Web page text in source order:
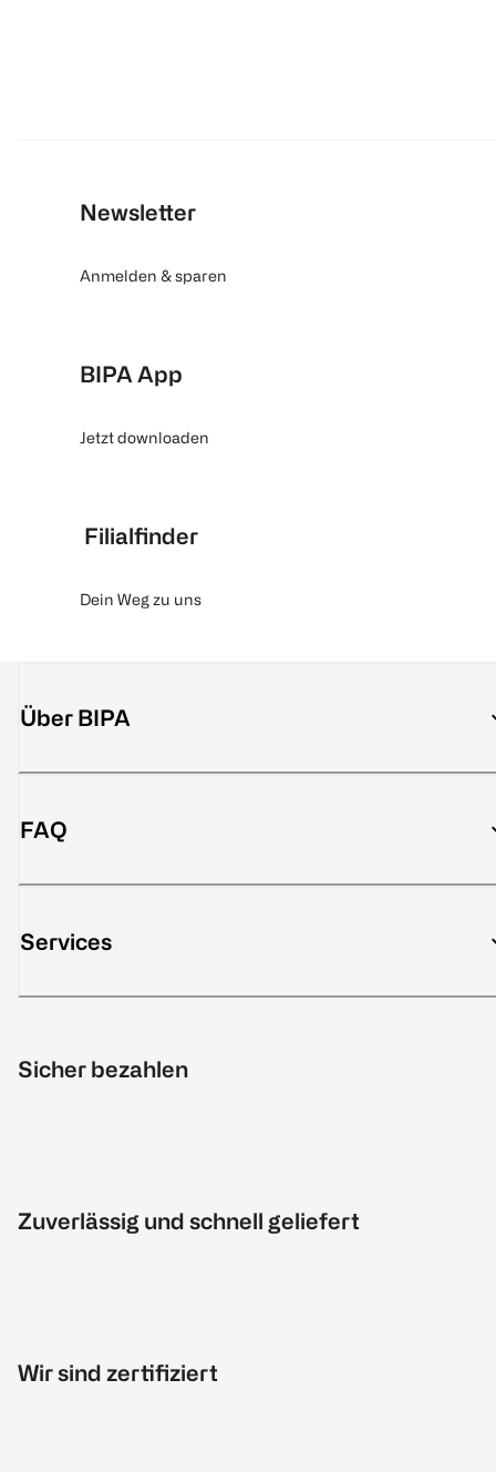
Newsletter
Anmelden & sparen
BIPA App
Jetzt downloaden
Filialfinder
Dein Weg zu uns
Über BIPA
FAQ
Services
Sicher bezahlen
Zuverlässig und schnell geliefert
Wir sind zertifiziert